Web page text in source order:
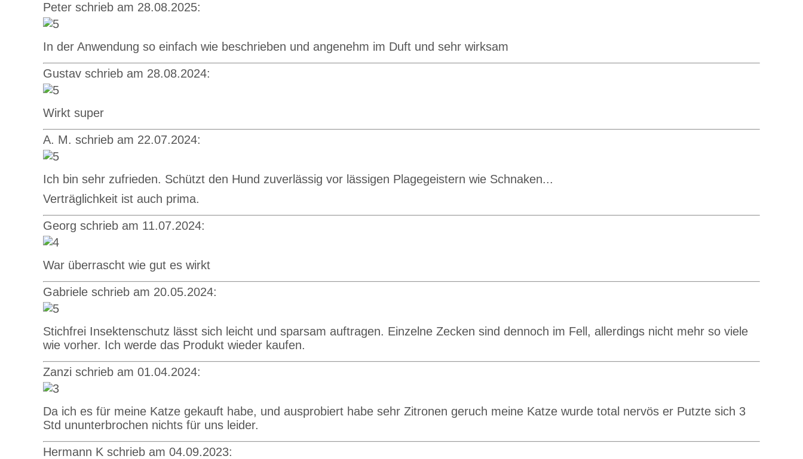
Peter schrieb am 28.08.2025:
In der Anwendung so einfach wie beschrieben und angenehm im Duft und sehr wirksam
Gustav schrieb am 28.08.2024:
Wirkt super
A. M. schrieb am 22.07.2024:
Ich bin sehr zufrieden. Schützt den Hund zuverlässig vor lässigen Plagegeistern wie Schnaken...
Verträglichkeit ist auch prima.
Georg schrieb am 11.07.2024:
War überrascht wie gut es wirkt
Gabriele schrieb am 20.05.2024:
Stichfrei Insektenschutz lässt sich leicht und sparsam auftragen. Einzelne Zecken sind dennoch im Fell, allerdings nicht mehr so viele
wie vorher. Ich werde das Produkt wieder kaufen.
Zanzi schrieb am 01.04.2024:
Da ich es für meine Katze gekauft habe, und ausprobiert habe sehr Zitronen geruch meine Katze wurde total nervös er Putzte sich 3
Std ununterbrochen nichts für uns leider.
Hermann K schrieb am 04.09.2023: